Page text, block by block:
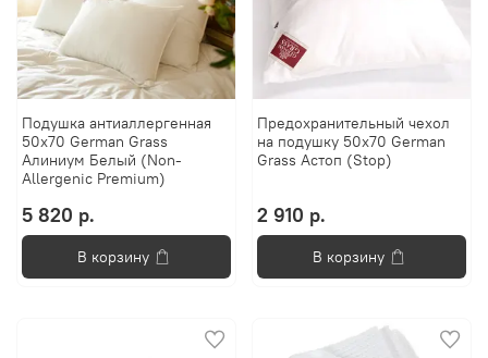
Подушка антиаллергенная
50х70 German Grass
Алиниум Белый (Non-
Allergenic Premium)
5 820 р.
В корзину
Предохранительный чехол
на подушку 50х70 German
Grass Астоп (Stop)
2 910 р.
В корзину